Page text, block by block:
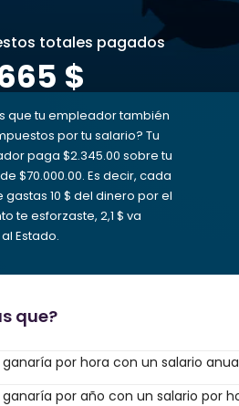
totales pagados
$
que tu empleador también
por tu salario? Tu
paga $2.345.00 sobre tu
$70.000.00. Es decir, cada
gastas 10 $ del dinero por el
te esforzaste, 2,1 $ va
Estado.
que?
por hora con un salario
por año con un salario por